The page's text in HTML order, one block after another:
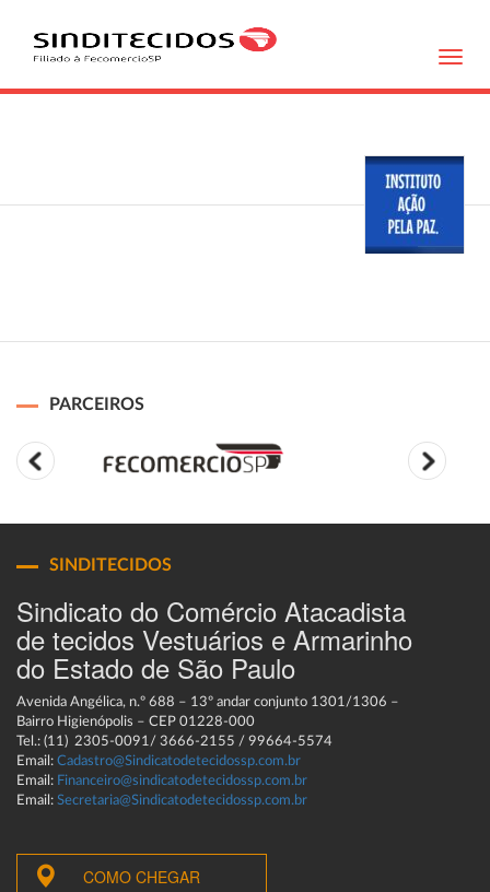
PARCEIROS
SINDITECIDOS
Sindicato do Comércio Atacadista
de tecidos Vestuários e Armarinho
do Estado de São Paulo
Avenida Angélica, n.º 688 – 13º andar conjunto 1301/1306 –
Bairro Higienópolis – CEP 01228-000
Tel.: (11) 2305-0091/ 3666-2155 / 99664-5574
Email: Cadastro@Sindicatodetecidossp.com.br
Email: Financeiro@sindicatodetecidossp.com.br
Email: Secretaria@Sindicatodetecidossp.com.br
COMO CHEGAR